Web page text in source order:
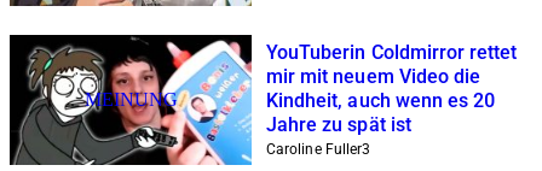
MEINUNG
YouTuberin Coldmirror rettet
mir mit neuem Video die
Kindheit, auch wenn es 20
Jahre zu spät ist
Caroline Fuller3